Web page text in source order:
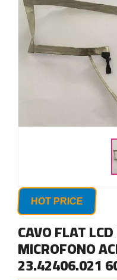
HOT PRICE
CAVO FLAT
MICROFONO
23.42406.021